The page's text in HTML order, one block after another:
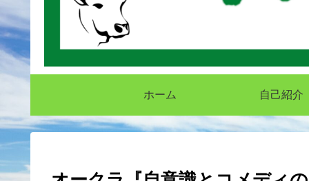
ホーム 自己紹介